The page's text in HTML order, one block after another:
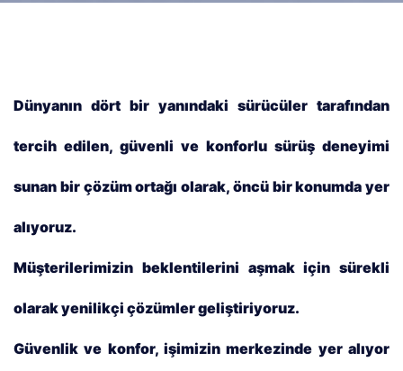
Dünyanın dört bir yanındaki sürücüler tarafından
tercih edilen, güvenli ve konforlu sürüş deneyimi
sunan bir çözüm ortağı olarak, öncü bir konumda yer
alıyoruz.
Müşterilerimizin beklentilerini aşmak için sürekli
olarak yenilikçi çözümler geliştiriyoruz.
Güvenlik ve konfor, işimizin merkezinde yer alıyor